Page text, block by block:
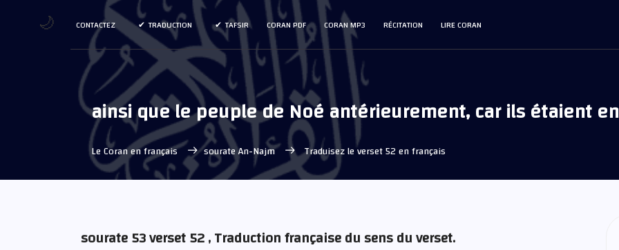
LIRE CORAN
RÉCITATION
CORAN MP3
CORAN PDF
TAFSIR
TRADUCTION
CONTACTEZ
ainsi que le peuple de Noé antérieurement, car ils étaient
Le Coran en français sourate An-Najm Traduisez le verset 52 en français
sourate 53 verset 52 , Traduction française du sens du verset.
🌙